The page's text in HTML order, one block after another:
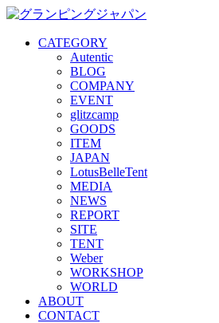
CATEGORY
Autentic
BLOG
COMPANY
EVENT
glitzcamp
GOODS
ITEM
JAPAN
LotusBelleTent
MEDIA
NEWS
REPORT
SITE
TENT
Weber
WORKSHOP
WORLD
ABOUT
CONTACT